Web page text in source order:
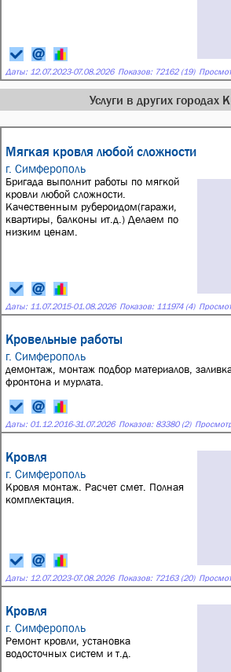
Даты: 12.07.2023-07.08.2026 Показов: 72162 (19)
Услуги в других городах
Мягкая кровля любой сложности
г. Симферополь
Бригада выполнит работы по мягкой
кровли любой сложности.
Качественным рубероидом(гаражи,
квартиры, балконы ит.д.) Делаем по
низким ценам.
Даты: 11.07.2015-01.08.2026 Показов: 111974 (4)
Кровельные работы
г. Симферополь
демонтаж, монтаж подбор материалов,
фронтона и мурлата.
Даты: 01.12.2016-31.07.2026 Показов: 83380 (2)
Кровля
г. Симферополь
Кровля монтаж. Расчет смет. Полная
комплектация.
Даты: 12.07.2023-07.08.2026 Показов: 72163 (20)
Кровля
г. Симферополь
Ремонт кровли, установка
водосточных систем и т.д.